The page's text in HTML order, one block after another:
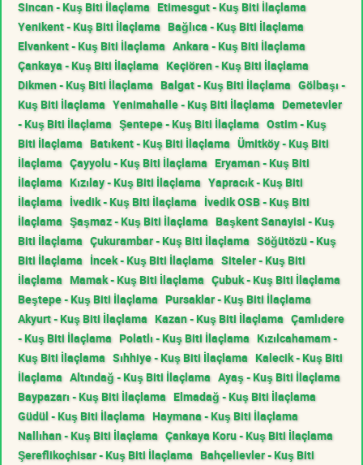
Sincan - Kuş Biti İlaçlama Etimesgut - Kuş Biti İlaçlama
Yenikent - Kuş Biti İlaçlama Bağlıca - Kuş Biti İlaçlama
Elvankent - Kuş Biti İlaçlama Ankara - Kuş Biti İlaçlama
Çankaya - Kuş Biti İlaçlama Keçiören - Kuş Biti İlaçlama
Dikmen - Kuş Biti İlaçlama Balgat - Kuş Biti İlaçlama Gölbaşı -
Kuş Biti İlaçlama Yenimahalle - Kuş Biti İlaçlama Demetevler
- Kuş Biti İlaçlama Şentepe - Kuş Biti İlaçlama Ostim - Kuş
Biti İlaçlama Batıkent - Kuş Biti İlaçlama Ümitköy - Kuş Biti
İlaçlama Çayyolu - Kuş Biti İlaçlama Eryaman - Kuş Biti
İlaçlama Kızılay - Kuş Biti İlaçlama Yapracık - Kuş Biti
İlaçlama İvedik - Kuş Biti İlaçlama İvedik OSB - Kuş Biti
İlaçlama Şaşmaz - Kuş Biti İlaçlama Başkent Sanayisi - Kuş
Biti İlaçlama Çukurambar - Kuş Biti İlaçlama Söğütözü - Kuş
Biti İlaçlama İncek - Kuş Biti İlaçlama Siteler - Kuş Biti
İlaçlama Mamak - Kuş Biti İlaçlama Çubuk - Kuş Biti İlaçlama
Beştepe - Kuş Biti İlaçlama Pursaklar - Kuş Biti İlaçlama
Akyurt - Kuş Biti İlaçlama Kazan - Kuş Biti İlaçlama Çamlıdere
- Kuş Biti İlaçlama Polatlı - Kuş Biti İlaçlama Kızılcahamam -
Kuş Biti İlaçlama Sıhhiye - Kuş Biti İlaçlama Kalecik - Kuş Biti
İlaçlama Altındağ - Kuş Biti İlaçlama Ayaş - Kuş Biti İlaçlama
Baypazarı - Kuş Biti İlaçlama Elmadağ - Kuş Biti İlaçlama
Güdül - Kuş Biti İlaçlama Haymana - Kuş Biti İlaçlama
Nallıhan - Kuş Biti İlaçlama Çankaya Koru - Kuş Biti İlaçlama
Şereflikoçhisar - Kuş Biti İlaçlama Bahçelievler - Kuş Biti